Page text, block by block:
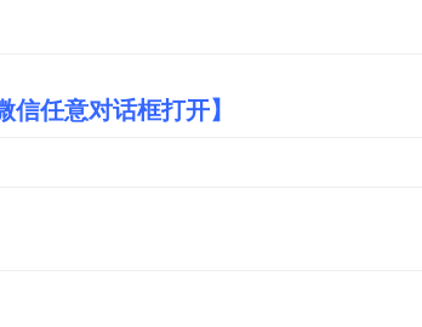
任意对话框打开】